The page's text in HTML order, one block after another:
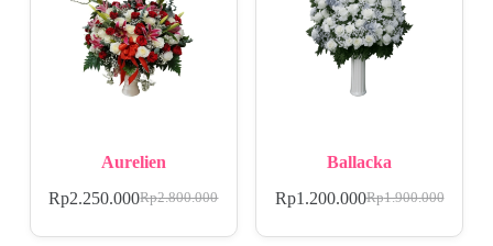
Aurelien
Rp2.800.000
Rp2.250.000
Ballacka
Rp1.900.000
Rp1.200.000